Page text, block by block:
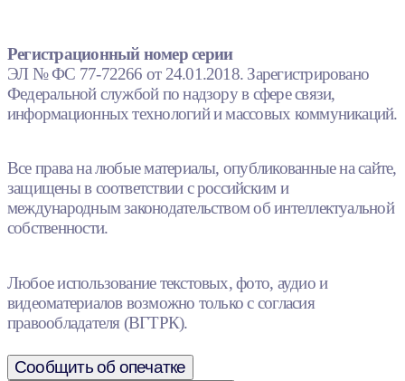
Регистрационный номер серии
ЭЛ № ФС 77-72266 от 24.01.2018. Зарегистрировано
Федеральной службой по надзору в сфере связи,
информационных технологий и массовых коммуникаций.
Все права на любые материалы, опубликованные на сайте,
защищены в соответствии с российским и
международным законодательством об интеллектуальной
собственности.
Любое использование текстовых, фото, аудио и
видеоматериалов возможно только с согласия
правообладателя (ВГТРК).
Сообщить об опечатке